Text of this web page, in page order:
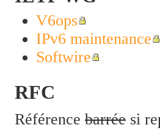
V6ops
IPv6 maintenance
Softwire
RFC
Référence barrée si